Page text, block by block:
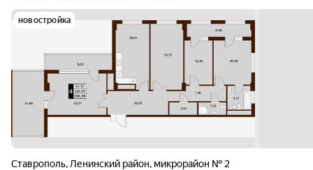
новостройка
Ставрополь, Ленинский район, микрорайон № 2